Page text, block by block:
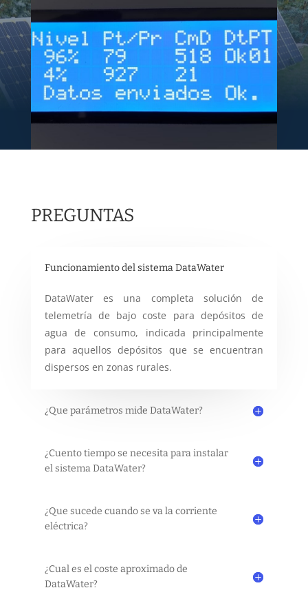
PREGUNTAS
Funcionamiento del sistema DataWater
DataWater es una completa solución de
telemetría de bajo coste para depósitos de
agua de consumo, indicada principalmente
para aquellos depósitos que se encuentran
dispersos en zonas rurales.
¿Que parámetros mide DataWater?
¿Cuento tiempo se necesita para instalar
el sistema DataWater?
¿Que sucede cuando se va la corriente
eléctrica?
¿Cual es el coste aproximado de
DataWater?